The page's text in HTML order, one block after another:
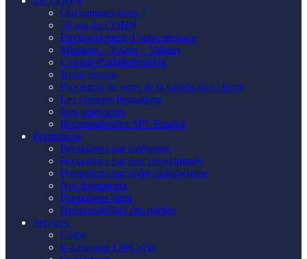
Qui sommes-nous ?
50 ans du CQHN
Environnement d’apprentissage
Missions – Vision – Valeurs
Conseil d’administration
Notre équipe
Procédure de suivi de la satisfaction clients
Les chèques formations
Nos agréments
Reconnaissance SPF Emploi
Formations
Formations par catégories
Formations par date programmée
Formations par ordre alphabétique
Nos formateurs
Formations Intra
Responsabilités des parties
Services
Clubs
E-Learning LifeCycle